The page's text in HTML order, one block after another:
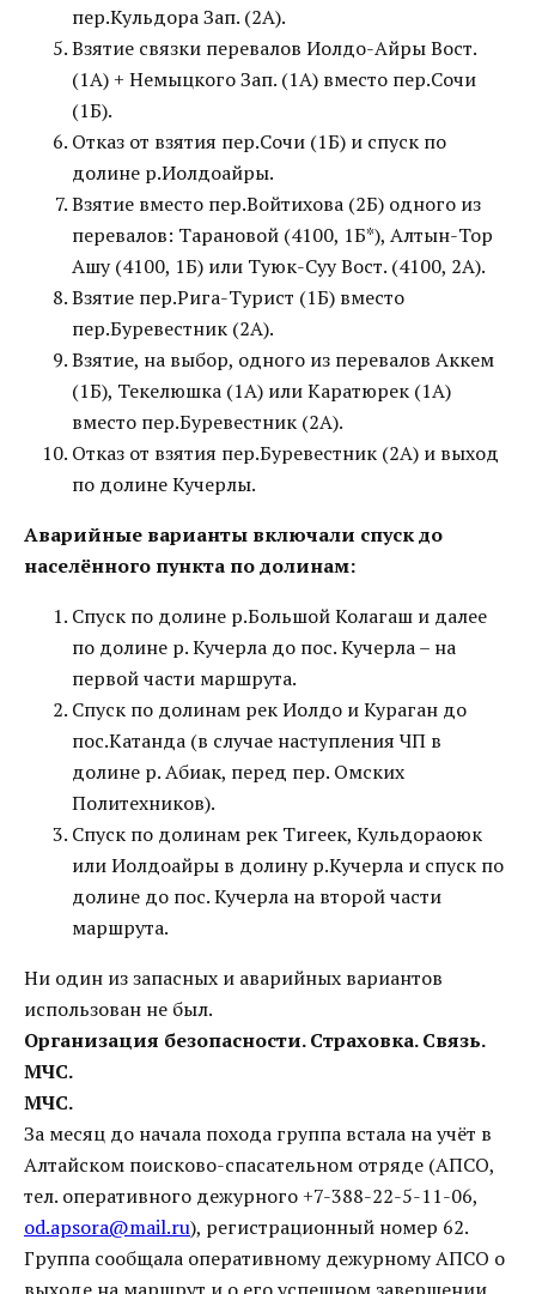
пер.Кульдора Зап. (2А).
Взятие связки перевалов Иолдо-Айры Вост.
(1А) + Немыцкого Зап. (1А) вместо пер.Сочи
(1Б).
Отказ от взятия пер.Сочи (1Б) и спуск по
долине р.Иолдоайры.
Взятие вместо пер.Войтихова (2Б) одного из
перевалов: Тарановой (4100, 1Б*), Алтын-Тор
Ашу (4100, 1Б) или Туюк-Суу Вост. (4100, 2А).
Взятие пер.Рига-Турист (1Б) вместо
пер.Буревестник (2А).
Взятие, на выбор, одного из перевалов Аккем
(1Б), Текелюшка (1А) или Каратюрек (1А)
вместо пер.Буревестник (2А).
Отказ от взятия пер.Буревестник (2А) и выход
по долине Кучерлы.
Аварийные варианты включали спуск до
населённого пункта по долинам:
Спуск по долине р.Большой Колагаш и далее
по долине р. Кучерла до пос. Кучерла – на
первой части маршрута.
Спуск по долинам рек Иолдо и Кураган до
пос.Катанда (в случае наступления ЧП в
долине р. Абиак, перед пер. Омских
Политехников).
Спуск по долинам рек Тигеек, Кульдораоюк
или Иолдоайры в долину р.Кучерла и спуск по
долине до пос. Кучерла на второй части
маршрута.
Ни один из запасных и аварийных вариантов
использован не был.
Организация безопасности. Страховка. Связь.
МЧС.
МЧС.
За месяц до начала похода группа встала на учёт в
Алтайском поисково-спасательном отряде (АПСО,
тел. оперативного дежурного +7-388-22-5-11-06,
od.apsora@mail.ru), регистрационный номер 62.
Группа сообщала оперативному дежурному АПСО о